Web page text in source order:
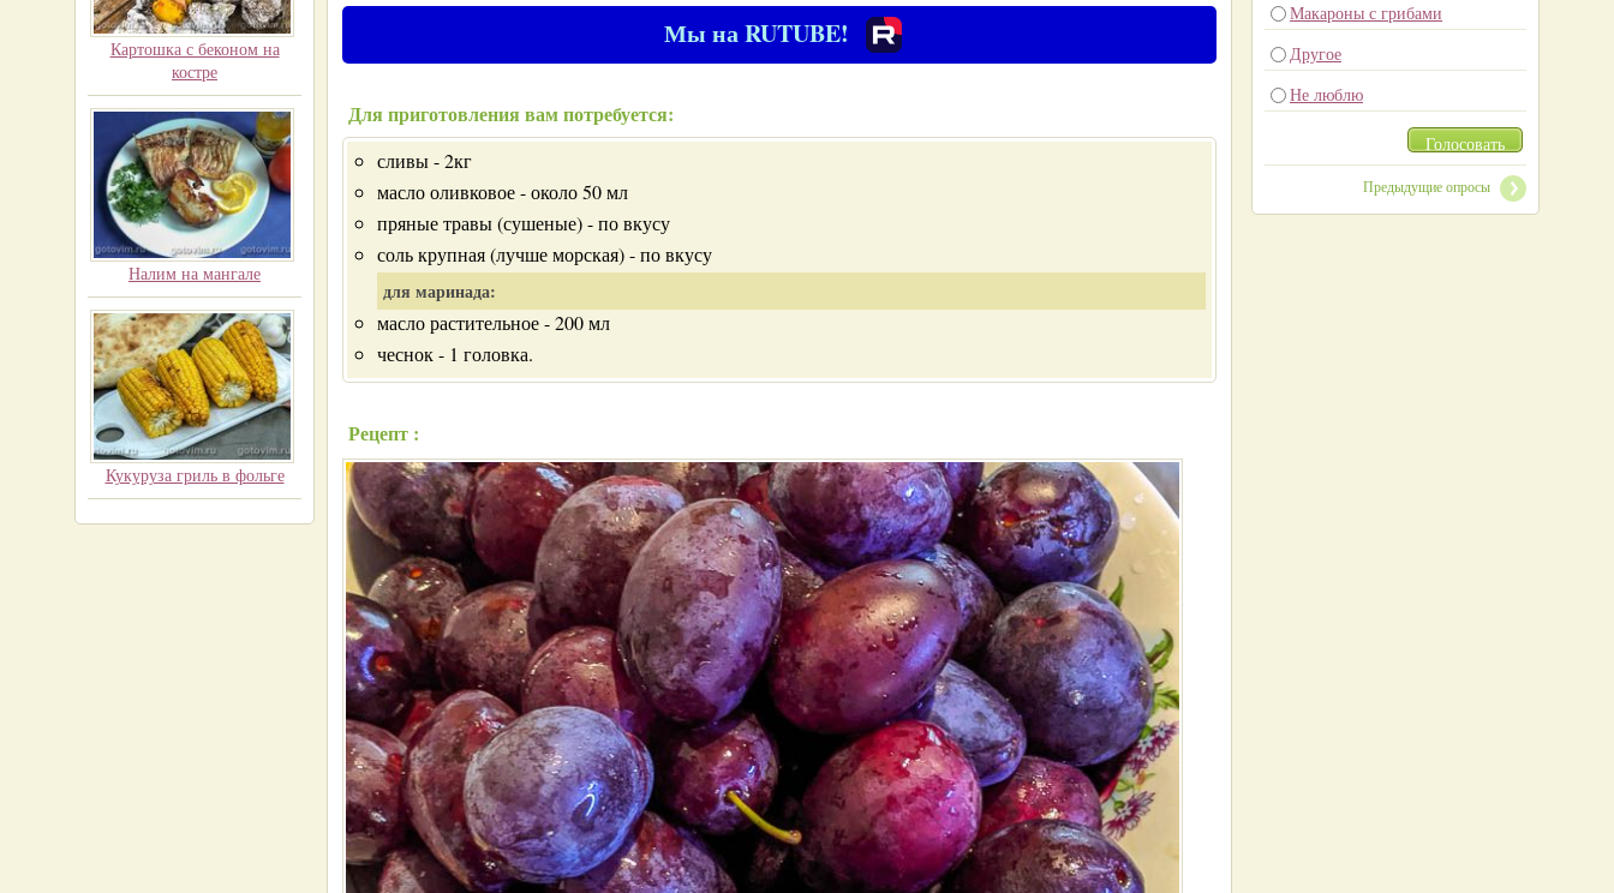
Картошка с беконом на
костре
Налим на мангале
Кукуруза гриль в фольге
Мы на RUTUBE!
Для приготовления вам потребуется:
сливы - 2кг
масло оливковое - около 50 мл
пряные травы (сушеные) - по вкусу
соль крупная (лучше морская) - по вкусу
для маринада:
масло растительное - 200 мл
чеснок - 1 головка.
Рецепт :
Макароны с грибами
Другое
Не люблю
Голосовать
Предыдущие опросы